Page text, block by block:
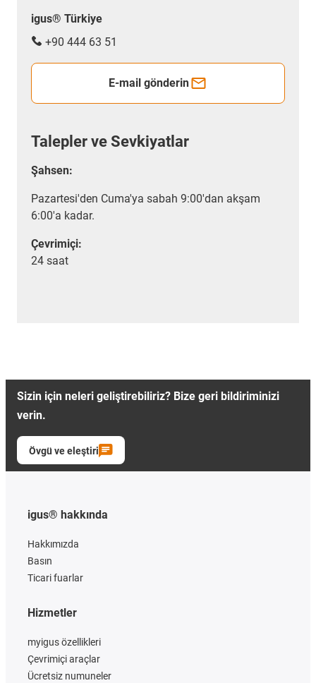
igus® Türkiye
+90 444 63 51
E-mail gönderin
Talepler ve Sevkiyatlar
Şahsen:
Pazartesi'den Cuma'ya sabah 9:00'dan akşam
6:00'a kadar.
Çevrimiçi:
24 saat
Sizin için neleri geliştirebiliriz? Bize geri bildiriminizi
verin.
Övgü ve eleştiri
igus® hakkında
Hakkımızda
Basın
Ticari fuarlar
Hizmetler
myigus özellikleri
Çevrimiçi araçlar
Ücretsiz numuneler